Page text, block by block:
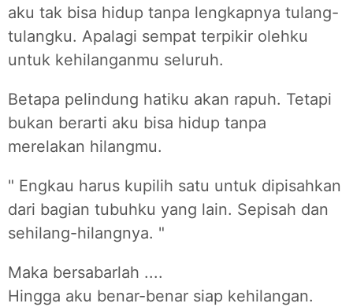
aku tak bisa hidup tanpa lengkapnya tulang-
tulangku. Apalagi sempat terpikir olehku
untuk kehilanganmu seluruh.
Betapa pelindung hatiku akan rapuh. Tetapi
bukan berarti aku bisa hidup tanpa
merelakan hilangmu.
" Engkau harus kupilih satu untuk dipisahkan
dari bagian tubuhku yang lain. Sepisah dan
sehilang-hilangnya. "
Maka bersabarlah ....
Hingga aku benar-benar siap kehilangan.